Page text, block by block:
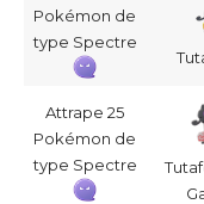
Pokémon de
type Spectre
Attrape 25
Pokémon de
type Spectre